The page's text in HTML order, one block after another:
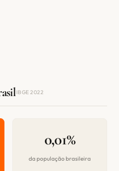
IBGE 2022
0,01%
da população brasileira